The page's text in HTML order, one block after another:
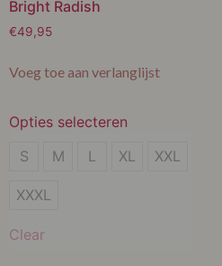
Bright Radish
€49,95
Voeg toe aan verlanglijst
Opties selecteren
S
M
S M L XL XXL
XXXL
Clear